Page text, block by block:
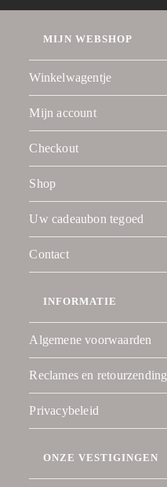
MIJN WEBSHOP
Winkelwagentje
Mijn account
Checkout
Shop
Uw cadeaubon tegoed
Contact
INFORMATIE
Algemene voorwaarden
Reclames en retourzending
Privacybeleid
ONZE VESTIGINGEN